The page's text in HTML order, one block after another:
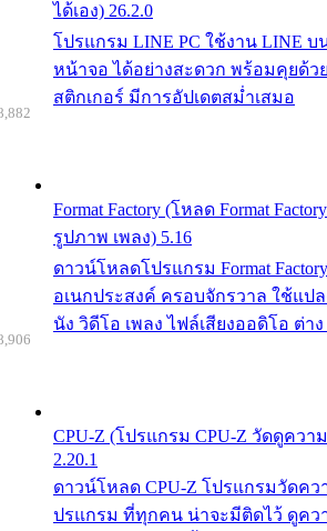
ได้เอง) 26.2.0
โปรแกรม LINE PC ใช้งาน LINE
หน้าจอ ได้อย่างสะดวก พร้อมคุยด้ว
สติกเกอร์ มีการอัปเดตสม่ำเสมอ
Format Factory (โหลด Format
รูปภาพ เพลง) 5.16
ดาวน์โหลดโปรแกรม Format
อเนกประสงค์ ครอบจักรวาล ใช้แป
นัง วิดีโอ เพลง ไฟล์เสียงออดิโอ ต่าง
CPU-Z (โปรแกรม CPU-Z วัดดูควา
2.20.1
ดาวน์โหลด CPU-Z โปรแกรมวัดคว
ปรแกรม ที่ทุกคน น่าจะมีติดไว้ ดูควา